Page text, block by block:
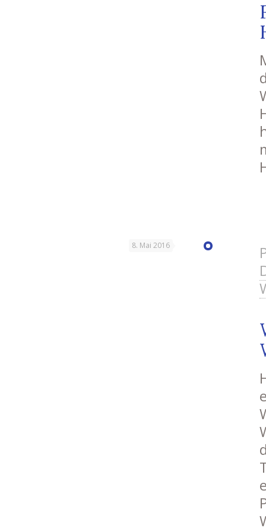
8. Mai 2016